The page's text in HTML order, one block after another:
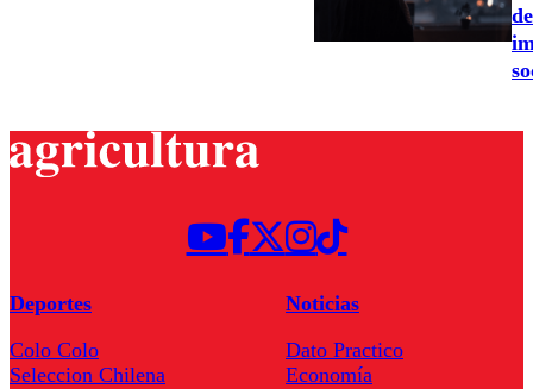
Deportes
Colo Colo
Seleccion Chilena
Noticias
Dato Practico
Economía